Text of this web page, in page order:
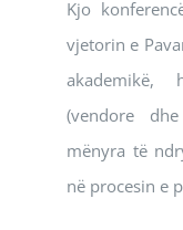
Kjo
vjetorin e
akademikë,
(vendore
mënyra të
në procesin e